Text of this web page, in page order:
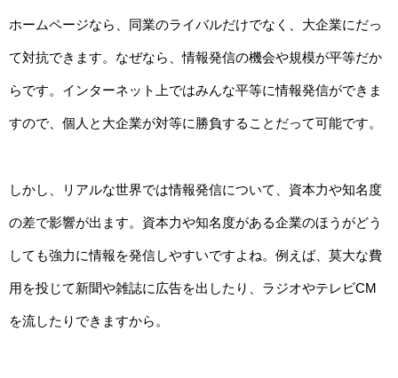
ホームページなら、同業のライバルだけでなく、大企業にだっ
て対抗できます。なぜなら、情報発信の機会や規模が平等だか
らです。インターネット上ではみんな平等に情報発信ができま
すので、個人と大企業が対等に勝負することだって可能です。
しかし、リアルな世界では情報発信について、資本力や知名度
の差で影響が出ます。資本力や知名度がある企業のほうがどう
しても強力に情報を発信しやすいですよね。例えば、莫大な費
用を投じて新聞や雑誌に広告を出したり、ラジオやテレビCM
を流したりできますから。